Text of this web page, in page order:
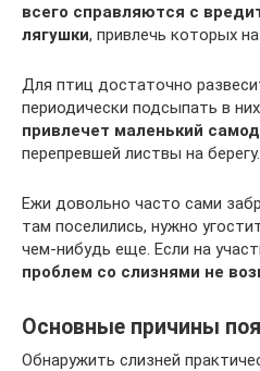
всего справляются с
лягушки, привлечь которых
Для птиц достаточно
периодически подсыпать в
привлечет маленький
перепревшей листвы на берегу.
Ежи довольно часто сами
там поселились, нужно
чем-нибудь еще. Если на
проблем со слизнями не
Основные причины
Обнаружить слизней